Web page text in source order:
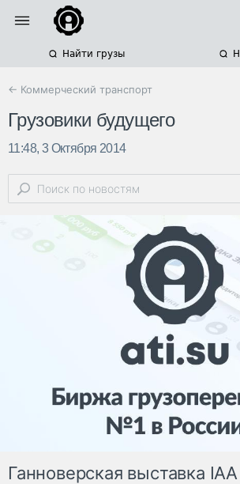
Найти грузы
← Коммерческий транспорт
Грузовики будущего
11:48, 3 Октября 2014
Ганноверская выставка